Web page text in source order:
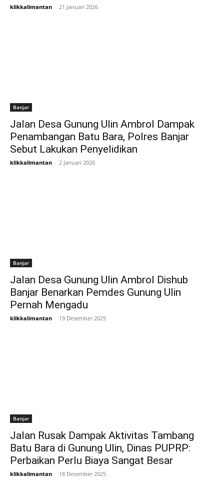
klikkalimantan - 21 Januari 2026
Banjar
Jalan Desa Gunung Ulin Ambrol Dampak
Penambangan Batu Bara, Polres Banjar
Sebut Lakukan Penyelidikan
klikkalimantan - 2 Januari 2026
Banjar
Jalan Desa Gunung Ulin Ambrol Dishub
Banjar Benarkan Pemdes Gunung Ulin
Pernah Mengadu
klikkalimantan - 19 Desember 2025
Banjar
Jalan Rusak Dampak Aktivitas Tambang
Batu Bara di Gunung Ulin, Dinas PUPRP:
Perbaikan Perlu Biaya Sangat Besar
klikkalimantan - 18 Desember 2025